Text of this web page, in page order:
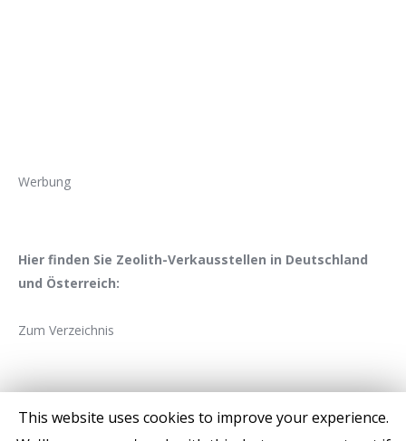
Werbung
Hier finden Sie Zeolith-Verkausstellen in Deutschland
und Österreich:
Zum Verzeichnis
This website uses cookies to improve your experience.